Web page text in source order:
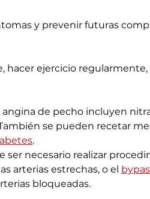
y prevenir futuras
hacer ejercicio
de pecho incluyen
se pueden recetar
.
ser necesario realizar
arterias estrechas, o el
bloqueadas.